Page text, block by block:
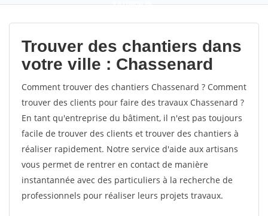
9,5(100%)40
votes
Trouver des chantiers dans
votre ville : Chassenard
Comment trouver des chantiers Chassenard ? Comment
trouver des clients pour faire des travaux Chassenard ?
En tant qu'entreprise du bâtiment, il n'est pas toujours
facile de trouver des clients et trouver des chantiers à
réaliser rapidement. Notre service d'aide aux artisans
vous permet de rentrer en contact de manière
instantannée avec des particuliers à la recherche de
professionnels pour réaliser leurs projets travaux.